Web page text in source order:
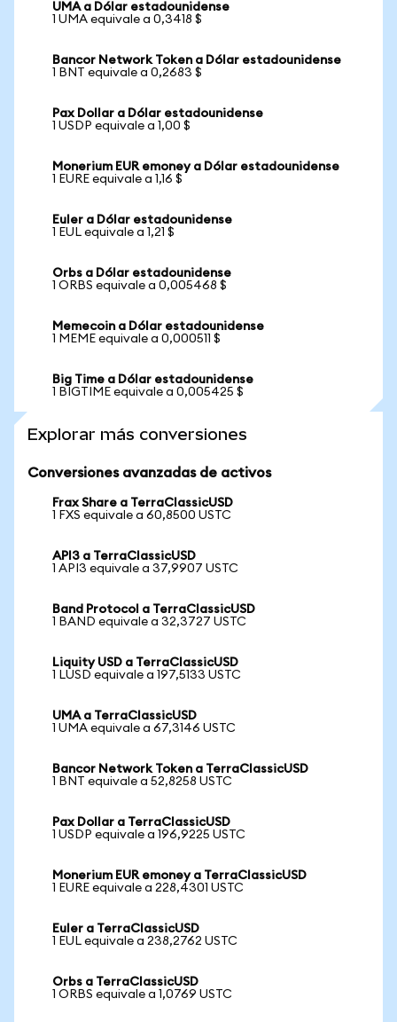
UMA a Dólar estadounidense
1 UMA equivale a 0,3418 $
Bancor Network Token a Dólar estadounidense
1 BNT equivale a 0,2683 $
Pax Dollar a Dólar estadounidense
1 USDP equivale a 1,00 $
Monerium EUR emoney a Dólar estadounidense
1 EURE equivale a 1,16 $
Euler a Dólar estadounidense
1 EUL equivale a 1,21 $
Orbs a Dólar estadounidense
1 ORBS equivale a 0,005468 $
Memecoin a Dólar estadounidense
1 MEME equivale a 0,000511 $
Big Time a Dólar estadounidense
1 BIGTIME equivale a 0,005425 $
Explorar más conversiones
Conversiones avanzadas de activos
Frax Share a TerraClassicUSD
1 FXS equivale a 60,8500 USTC
API3 a TerraClassicUSD
1 API3 equivale a 37,9907 USTC
Band Protocol a TerraClassicUSD
1 BAND equivale a 32,3727 USTC
Liquity USD a TerraClassicUSD
1 LUSD equivale a 197,5133 USTC
UMA a TerraClassicUSD
1 UMA equivale a 67,3146 USTC
Bancor Network Token a TerraClassicUSD
1 BNT equivale a 52,8258 USTC
Pax Dollar a TerraClassicUSD
1 USDP equivale a 196,9225 USTC
Monerium EUR emoney a TerraClassicUSD
1 EURE equivale a 228,4301 USTC
Euler a TerraClassicUSD
1 EUL equivale a 238,2762 USTC
Orbs a TerraClassicUSD
1 ORBS equivale a 1,0769 USTC